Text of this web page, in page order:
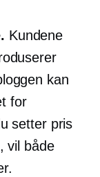
Kundene
kan
for
setter pris
vil både